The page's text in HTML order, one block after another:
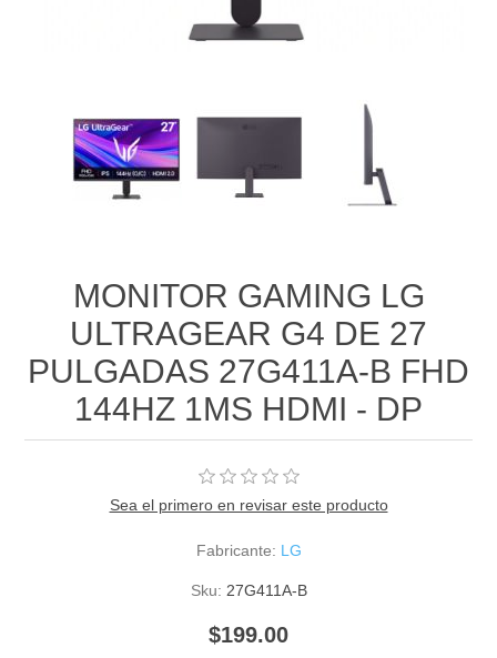
MONITOR GAMING LG
ULTRAGEAR G4 DE 27
PULGADAS 27G411A-B FHD
144HZ 1MS HDMI - DP
Sea el primero en revisar este producto
Fabricante: LG
Sku: 27G411A-B
$199.00